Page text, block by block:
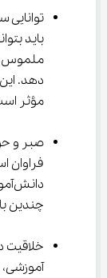
دهد.
مؤثر
صبر و
فراوان
چندین بار و به